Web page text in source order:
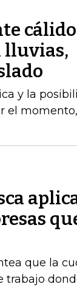
lluvias,
y la
el
que la
trabajo